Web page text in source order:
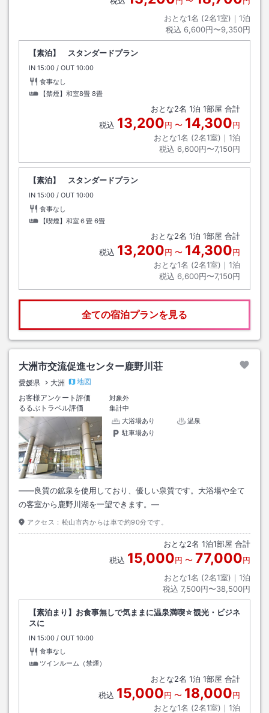
おとな1名 (2名1室)｜ 1泊
税込 6,600円〜9,350円
【素泊】 スタンダードプラン
IN チェックイン
15:00 / OUT チェックアウト
10:00
食事なし
【禁煙】和室8畳 8畳
おとな2名 1泊 1部屋 合計
税込 13,200円 〜 14,300円
おとな1名 (2名1室)｜ 1泊
税込 6,600円〜7,150円
【素泊】 スタンダードプラン
IN チェックイン
15:00 / OUT チェックアウト
10:00
食事なし
【喫煙】和室６畳 6畳
おとな2名 1泊 1部屋 合計
税込 13,200円 〜 14,300円
おとな1名 (2名1室)｜ 1泊
税込 6,600円〜7,150円
全ての宿泊プランを見る
大洲市交流促進センター鹿野川荘
愛媛県 大洲
地図
お客様アンケート評価
対象外
るるぶトラベル評価
集計中
大浴場あり
温泉
駐車場あり
――良質の鉱泉を使用しており、優しい泉質です。大浴場や全て
の客室から鹿野川湖を一望できます。―
アクセス： 松山市内からは車で約90分です。
おとな2名 1泊1部屋 合計
税込 15,000円 〜 77,000円
おとな1名 (2名1室)｜ 1泊
税込 7,500円〜38,500円
【素泊まり】お食事無しで気ままに温泉満喫☆観光・ビジネ
スに
IN チェックイン
15:00 / OUT チェックアウト
10:00
食事なし
ツインルーム（禁煙）
おとな2名 1泊 1部屋 合計
税込 15,000円 〜 18,000円
おとな1名 (2名1室)｜ 1泊